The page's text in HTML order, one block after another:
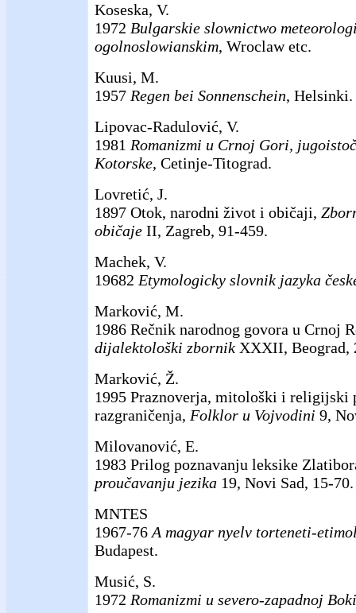
Koseska, V.
1972 Bulgarskie slownictwo
ogolnoslowianskim, Wroclaw etc.
Kuusi, M.
1957 Regen bei Sonnenschein, Helsinki.
Lipovac-Radulović, V.
1981 Romanizmi u Crnoj Gori,
Kotorske, Cetinje-Titograd.
Lovretić, J.
1897 Otok, narodni život i običaji,
običaje II, Zagreb, 91-459.
Machek, V.
19682 Etymologicky slovnik jazyka
Marković, M.
1986 Rečnik narodnog govora u Crnoj
dijalektološki zbornik XXXII, Beograd,
Marković, Ž.
1995 Praznoverja, mitološki i religijski
razgraničenja, Folklor u Vojvodini 9,
Milovanović, E.
1983 Prilog poznavanju leksike
proučavanju jezika 19, Novi Sad, 15-70.
MNTES
1967-76 A magyar nyelv torteneti-
Budapest.
Musić, S.
1972 Romanizmi u severo-zapadnoj